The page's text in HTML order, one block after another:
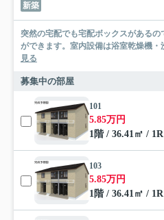
新築
突然の宅配でも宅配ボックスがある
ができます。室内設備は浴室乾燥機・
見る
募集中の部屋
101
5.85万円
1階 / 36.41㎡ / 1R
103
5.85万円
1階 / 36.41㎡ / 1R